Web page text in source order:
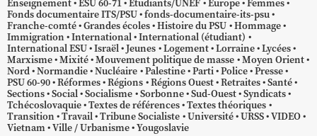
Enseignement ESU 60-71 Étudiants/UNEF Europe Femmes
Fonds documentaire ITS/PSU fonds-documentaire-its-psu
Franche-comté Grandes écoles Histoire du PSU Hommage
Immigration International International (étudiant)
International ESU Israël Jeunes Logement Lorraine Lycées
Marxisme Mixité Mouvement politique de masse Moyen Orient
Nord Normandie Nucléaire Palestine Parti Police Presse
PSU 60-90 Réformes Régions Régions Ouest Retraites Santé
Sections Social Socialisme Sorbonne Sud-Ouest Syndicats
Tchécoslovaquie Textes de références Textes théoriques
Transition Travail Tribune Socialiste Université URSS VIDEO
Vietnam Ville / Urbanisme Yougoslavie